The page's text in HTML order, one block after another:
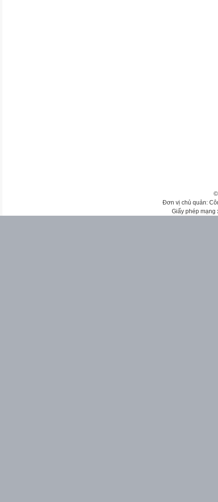
Đơn vị chủ quản:
Giấy phép mạng